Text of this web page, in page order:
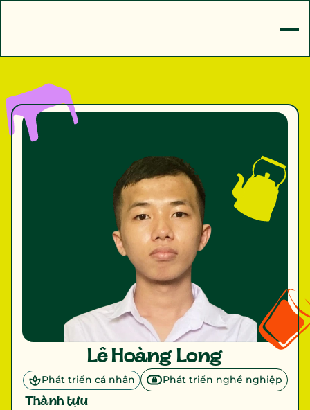
Lê Hoàng Long
Phát triển cá nhân Phát triển nghề nghiệp
Thành tựu